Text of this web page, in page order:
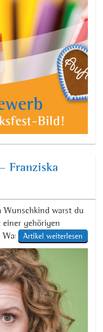
Materialien, das
überschreiten. Es
Jahre […]
Franziska
Wunschkind warst du
gehörigen
schon früh
komische
bayerische
13. April 2026,
ihr neues
ruf mich nicht
Artikel weiterlesen